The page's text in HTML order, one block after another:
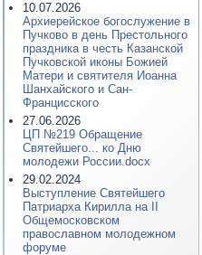
10.07.2026
Архиерейское богослужение в
Пучково в день Престольного
праздника в честь Казанской
Пучковской иконы Божией
Матери и святителя Иоанна
Шанхайского и Сан-
Францисского
27.06.2026
ЦП №219 Обращение
Святейшего... ко Дню
молодежи России.docx
29.02.2024
Выступление Святейшего
Патриарха Кирилла на II
Общемосковском
православном молодежном
форуме